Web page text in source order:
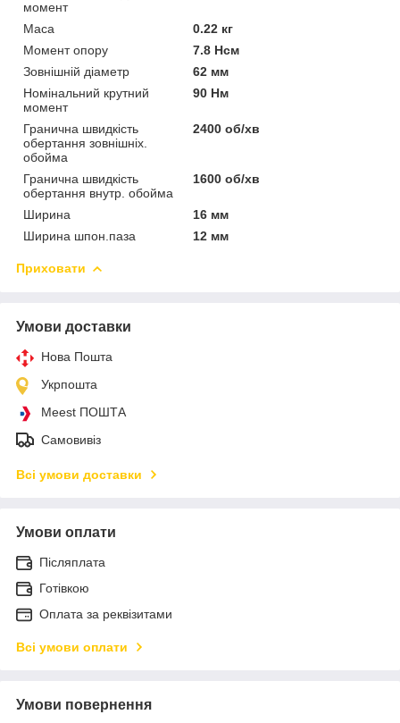
момент
Маса
0.22 кг
Момент опору
7.8 Нсм
Зовнішній діаметр
62 мм
Номінальний крутний
момент
90 Нм
Гранична швидкість
обертання зовнішніх.
обойма
2400 об/хв
Гранична швидкість
обертання внутр. обойма
1600 об/хв
Ширина
16 мм
Ширина шпон.паза
12 мм
Приховати
Умови доставки
Нова Пошта
Укрпошта
Meest ПОШТА
Самовивіз
Всі умови доставки
Умови оплати
Післяплата
Готівкою
Оплата за реквізитами
Всі умови оплати
Умови повернення